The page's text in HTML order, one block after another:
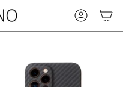
Konto